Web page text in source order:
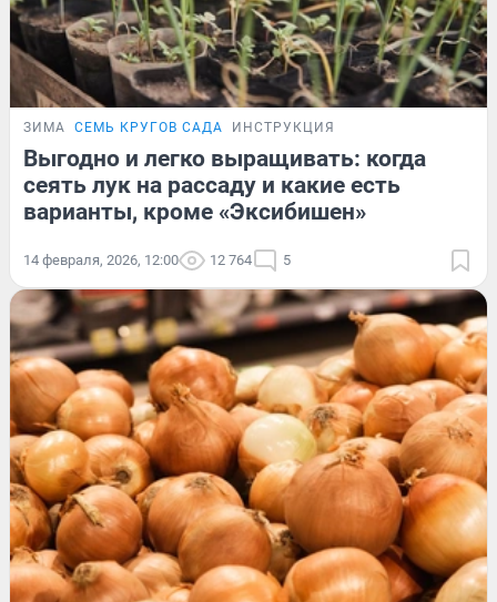
ЗИМА СЕМЬ КРУГОВ САДА ИНСТРУКЦИЯ
Выгодно и легко выращивать: когда
сеять лук на рассаду и какие есть
варианты, кроме «Эксибишен»
14 февраля, 2026, 12:00 12 764 5